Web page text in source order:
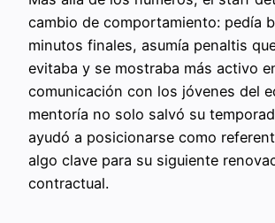
cambio de comportamiento: pedía
minutos finales, asumía penaltis
evitaba y se mostraba más activo
comunicación con los jóvenes del
mentoría no solo salvó su
ayudó a posicionarse como
algo clave para su siguiente
contractual.